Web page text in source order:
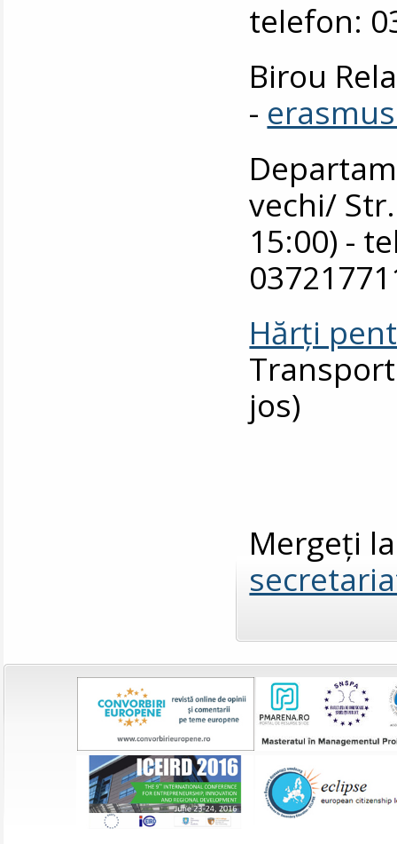
telefon:
Birou
-
vechi/
15:00) -
Hărți
jos)
Mergeți